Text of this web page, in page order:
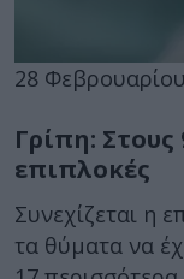
28
Γρίπη: Στους
επιπλοκές
Συνεχίζεται η
τα θύματα να